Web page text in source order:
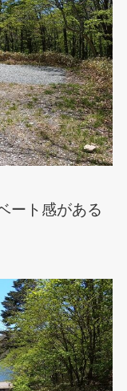
ート感がある